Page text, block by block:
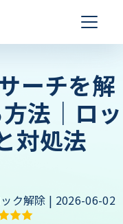
ーチを解
法｜ロッ
対処法
ク解除 | 2026-06-02